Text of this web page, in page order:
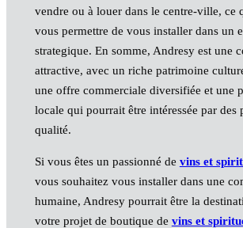
vendre ou à louer dans le centre-ville, ce
vous permettre de vous installer dans un
strategique. En somme, Andresy est une
attractive, avec un riche patrimoine
une offre commerciale diversifiée et une
locale qui pourrait être intéressée par des
qualité.
Si vous êtes un passionné de vins et
vous souhaitez vous installer dans une
humaine, Andresy pourrait être la
votre projet de boutique de vins et